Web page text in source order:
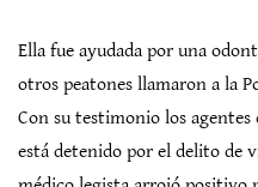
Ella fue ayudada por una
otros peatones llamaron a la
Con su testimonio los
está detenido por el delito de